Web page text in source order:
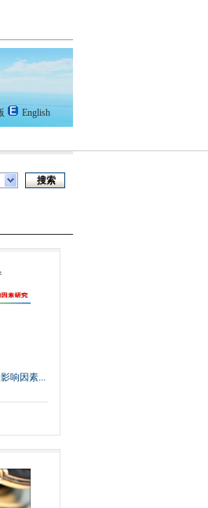
English
响因素...